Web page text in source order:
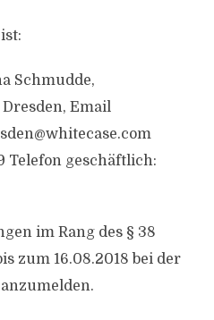
Schmudde,
Dresden, Email
Telefon geschäftlich:
im Rang des § 38
zum 16.08.2018 bei der